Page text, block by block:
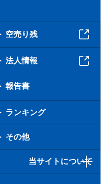
空売り残
法人情報
報告書
ランキング
その他
当サイトについて